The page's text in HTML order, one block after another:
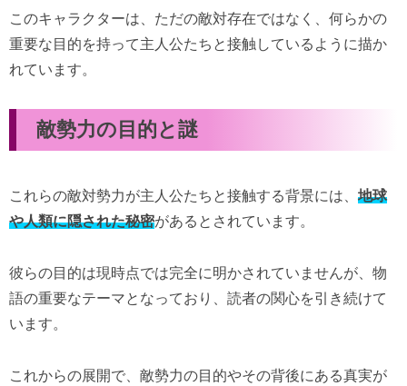
このキャラクターは、ただの敵対存在ではなく、何らかの
重要な目的を持って主人公たちと接触しているように描か
れています。
敵勢力の目的と謎
これらの敵対勢力が主人公たちと接触する背景には、 地球
や人類に隠された秘密があるとされています。
彼らの目的は現時点では完全に明かされていませんが、物
語の重要なテーマとなっており、読者の関心を引き続けて
います。
これからの展開で、敵勢力の目的やその背後にある真実が